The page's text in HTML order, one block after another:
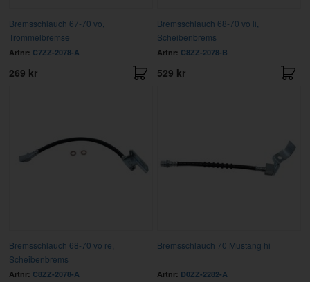
Bremsschlauch 67-70 vo,
Trommelbremse
Artnr: C7ZZ-2078-A
269 kr
Bremsschlauch 68-70 vo li,
Scheibenbrems
Artnr: C8ZZ-2078-B
529 kr
Bremsschlauch 68-70 vo re,
Scheibenbrems
Artnr: C8ZZ-2078-A
Bremsschlauch 70 Mustang hi
Artnr: D0ZZ-2282-A